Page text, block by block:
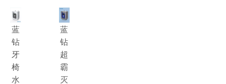
蓝
钻
牙
椅
水
蓝
钻
超
霸
灭